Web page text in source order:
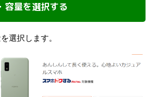
容量を選択する
選択します。